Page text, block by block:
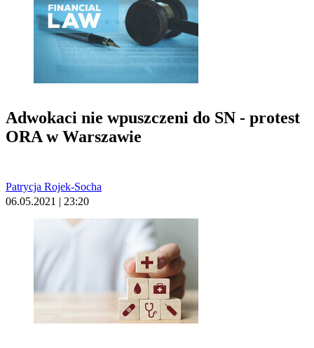
Adwokaci nie wpuszczeni do SN - protest
ORA w Warszawie
Patrycja Rojek-Socha
06.05.2021 | 23:20